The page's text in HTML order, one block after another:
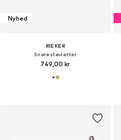
Nyhed
RIEKER
Snørestøvletter
749,00 kr